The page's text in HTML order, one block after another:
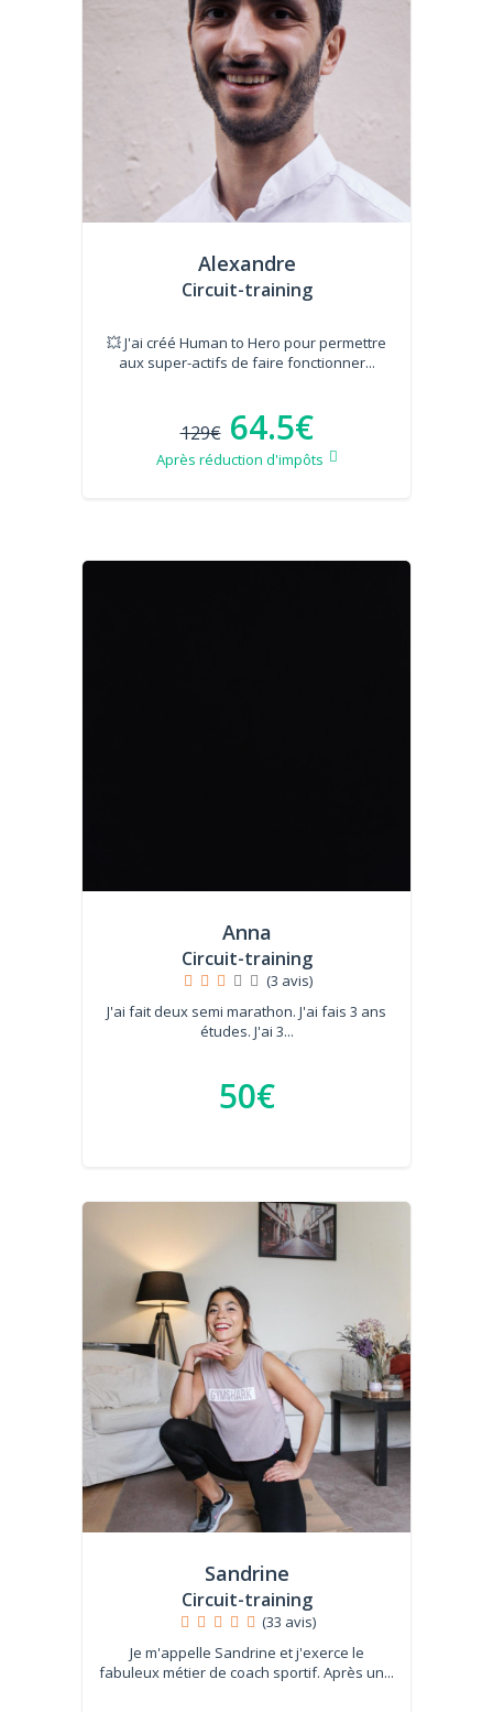
Alexandre
Circuit-training
💥 J'ai créé Human to Hero pour permettre
aux super-actifs de faire fonctionner...
129€ 64.5€
Après réduction d'impôts
Anna
Circuit-training
(3 avis)
J'ai fait deux semi marathon. J'ai fais 3 ans
études. J'ai 3...
50€
Sandrine
Circuit-training
(33 avis)
Je m'appelle Sandrine et j'exerce le
fabuleux métier de coach sportif. Après un...